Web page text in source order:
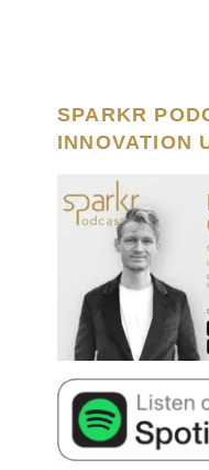
SPARKR
INNOVATION